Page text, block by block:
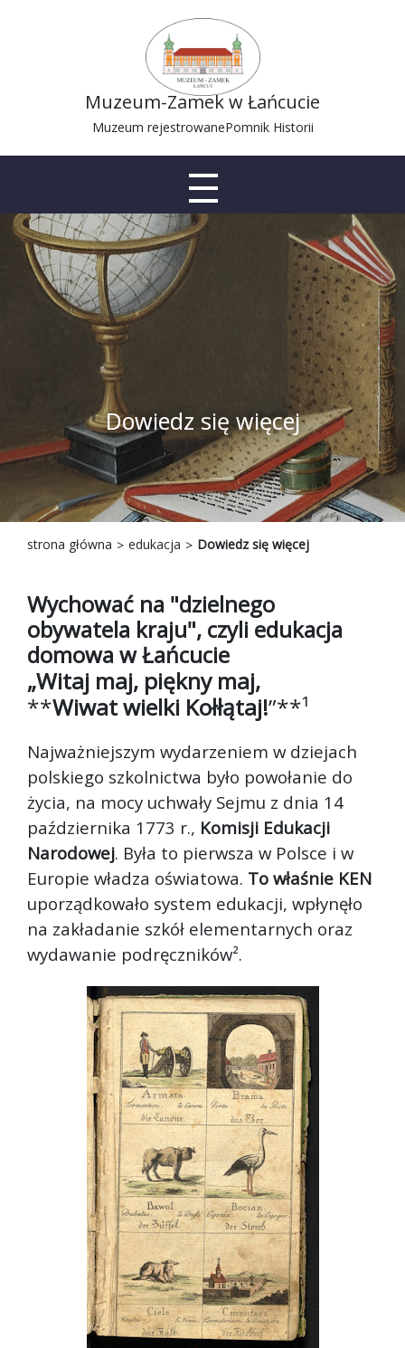
Muzeum-Zamek w Łańcucie
Muzeum rejestrowanePomnik Historii
Dowiedz się więcej
strona główna edukacja Dowiedz się więcej
Wychować na "dzielnego
obywatela kraju", czyli edukacja
domowa w Łańcucie
„Witaj maj, piękny maj,
**Wiwat wielki Kołłątaj!”**¹
Najważniejszym wydarzeniem w dziejach
polskiego szkolnictwa było powołanie do
życia, na mocy uchwały Sejmu z dnia 14
października 1773 r., Komisji Edukacji
Narodowej. Była to pierwsza w Polsce i w
Europie władza oświatowa. To właśnie KEN
uporządkowało system edukacji, wpłynęło
na zakładanie szkół elementarnych oraz
wydawanie podręczników².